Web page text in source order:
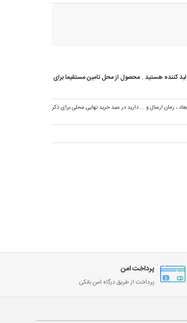
کننده هستید . محصول از محل تامین مستقیما برای
، زمان ارسال و ... دارید در سبد خرید نهایی محلی برای ذکر
پرداخت امن
پرداخت از طریق درگاه امن بانکی